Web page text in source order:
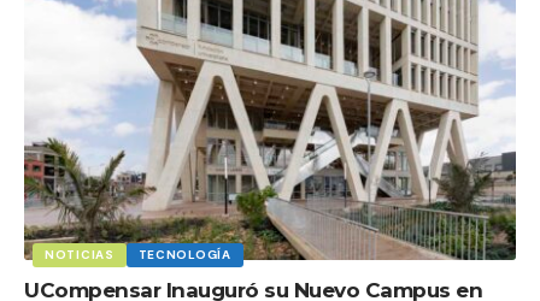
NOTICIAS TECNOLOGÍA
UCompensar Inauguró su Nuevo Campus en